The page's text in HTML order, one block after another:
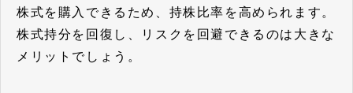
株式を購入できるため、持株比率を高められます。
株式持分を回復し、リスクを回避できるのは大きな
メリットでしょう。